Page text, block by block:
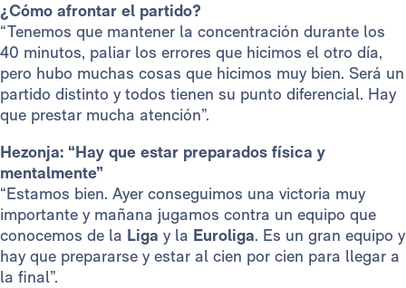
¿Cómo afrontar el partido?
“Tenemos que mantener la concentración durante los
40 minutos, paliar los errores que hicimos el otro día,
pero hubo muchas cosas que hicimos muy bien. Será un
partido distinto y todos tienen su punto diferencial. Hay
que prestar mucha atención”.
Hezonja: “Hay que estar preparados física y
mentalmente”
“Estamos bien. Ayer conseguimos una victoria muy
importante y mañana jugamos contra un equipo que
conocemos de la Liga y la Euroliga. Es un gran equipo y
hay que prepararse y estar al cien por cien para llegar a
la final”.